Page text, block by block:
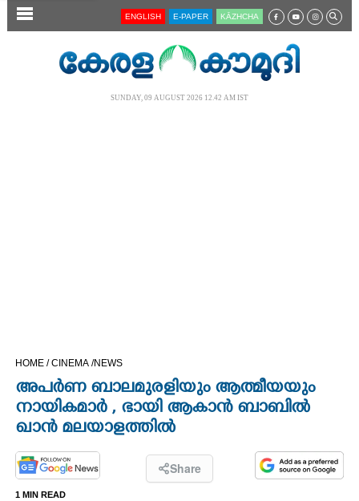
SECTIONS
OPINION
PHOTOS
ENGLISH E-PAPER KĀZHCHA
SUNDAY, 09 AUGUST 2026 12.42 AM IST
HOME /CINEMA /NEWS
അപർണ ബാലമുരളിയും ആത്മീയയും
നായികമാർ , ഭായി ആകാൻ ബാബിൽ
ഖാൻ മലയാളത്തിൽ
Share
1 MIN READ